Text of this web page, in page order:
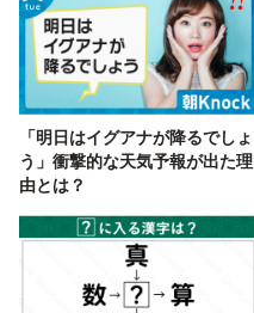
「明日はイグアナが降るでしょ
う」衝撃的な天気予報が出た理
由とは？